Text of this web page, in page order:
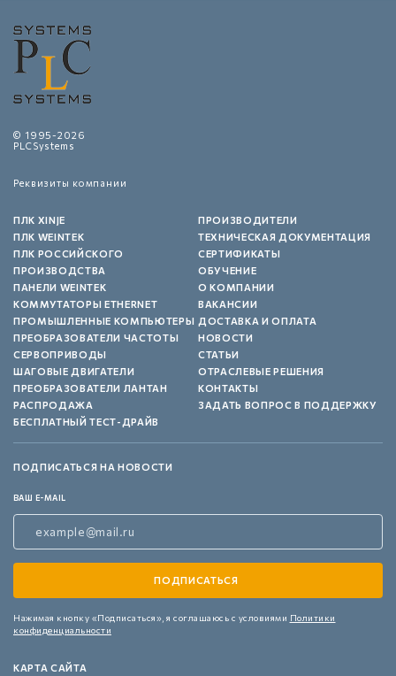
© 1995-2026
PLCSystems
Реквизиты компании
ПЛК XINJE
ПЛК WEINTEK
ПЛК РОССИЙСКОГО
ПРОИЗВОДСТВА
ПАНЕЛИ WEINTEK
КОММУТАТОРЫ ETHERNET
ПРОМЫШЛЕННЫЕ КОМПЬЮТЕРЫ
ПРЕОБРАЗОВАТЕЛИ ЧАСТОТЫ
СЕРВОПРИВОДЫ
ШАГОВЫЕ ДВИГАТЕЛИ
ПРЕОБРАЗОВАТЕЛИ ЛАНТАН
РАСПРОДАЖА
БЕСПЛАТНЫЙ ТЕСТ-ДРАЙВ
ПРОИЗВОДИТЕЛИ
ТЕХНИЧЕСКАЯ ДОКУМЕНТАЦИЯ
СЕРТИФИКАТЫ
ОБУЧЕНИЕ
О КОМПАНИИ
ВАКАНСИИ
ДОСТАВКА И ОПЛАТА
НОВОСТИ
СТАТЬИ
ОТРАСЛЕВЫЕ РЕШЕНИЯ
КОНТАКТЫ
ЗАДАТЬ ВОПРОС В ПОДДЕРЖКУ
ПОДПИСАТЬСЯ НА НОВОСТИ
ВАШ E-MAIL
Нажимая кнопку «Подписаться», я соглашаюсь с условиями Политики
конфиденциальности
КАРТА САЙТА